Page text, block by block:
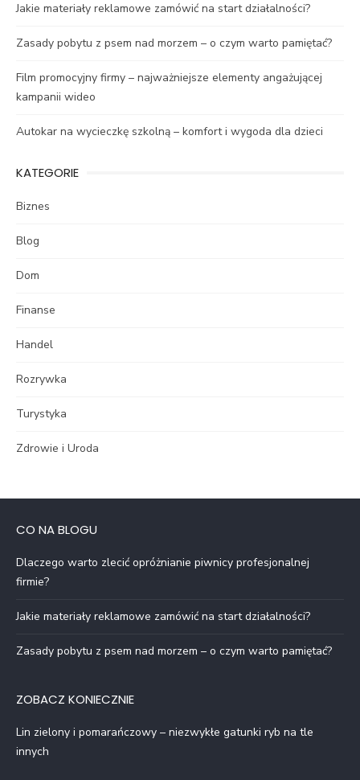
Jakie materiały reklamowe zamówić na start działalności?
Zasady pobytu z psem nad morzem – o czym warto pamiętać?
Film promocyjny firmy – najważniejsze elementy angażującej
kampanii wideo
Autokar na wycieczkę szkolną – komfort i wygoda dla dzieci
KATEGORIE
Biznes
Blog
Dom
Finanse
Handel
Rozrywka
Turystyka
Zdrowie i Uroda
CO NA BLOGU
Dlaczego warto zlecić opróżnianie piwnicy profesjonalnej
firmie?
Jakie materiały reklamowe zamówić na start działalności?
Zasady pobytu z psem nad morzem – o czym warto pamiętać?
ZOBACZ KONIECZNIE
Lin zielony i pomarańczowy – niezwykłe gatunki ryb na tle
innych